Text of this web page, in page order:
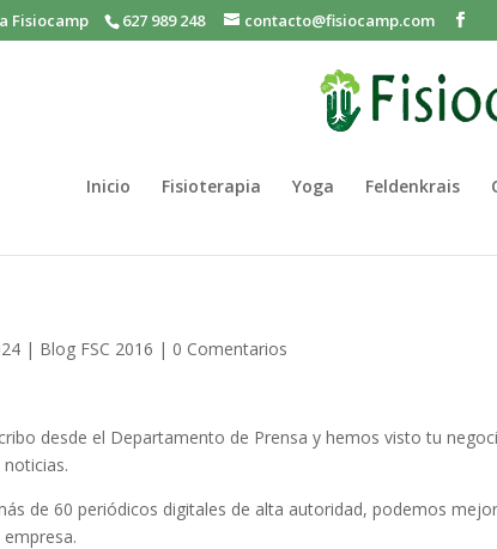
Fisiocamp 627 989 248 contacto@fisiocamp.com
Inicio Fisioterapia Yoga Feldenkrais
| Blog FSC 2016 | 0 Comentarios
desde el Departamento de Prensa y hemos visto tu
de 60 periódicos digitales de alta autoridad, podemos